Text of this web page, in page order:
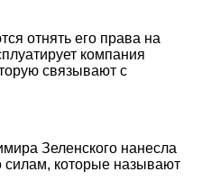
отнять его права на
компания
связывают с
Зеленского нанесла
силам, которые называют